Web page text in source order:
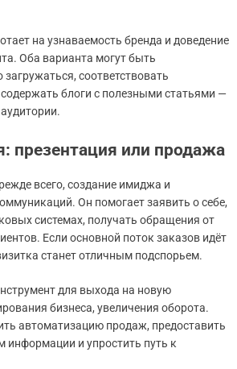
на узнаваемость бренда и доведение
Оба варианта могут быть
соответствовать
блоги с полезными статьями —
презентация или продажа
всего, создание имиджа и
Он помогает заявить о себе,
системах, получать обращения от
Если основной поток заказов идёт
станет отличным подспорьем.
для выхода на новую
бизнеса, увеличения оборота.
автоматизацию продаж, предоставить
информации и упростить путь к